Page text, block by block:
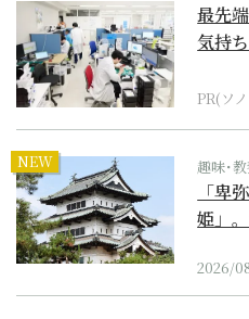
最先
気持
PR(ソ
NEW 趣味･
「卑
姫」
2026/